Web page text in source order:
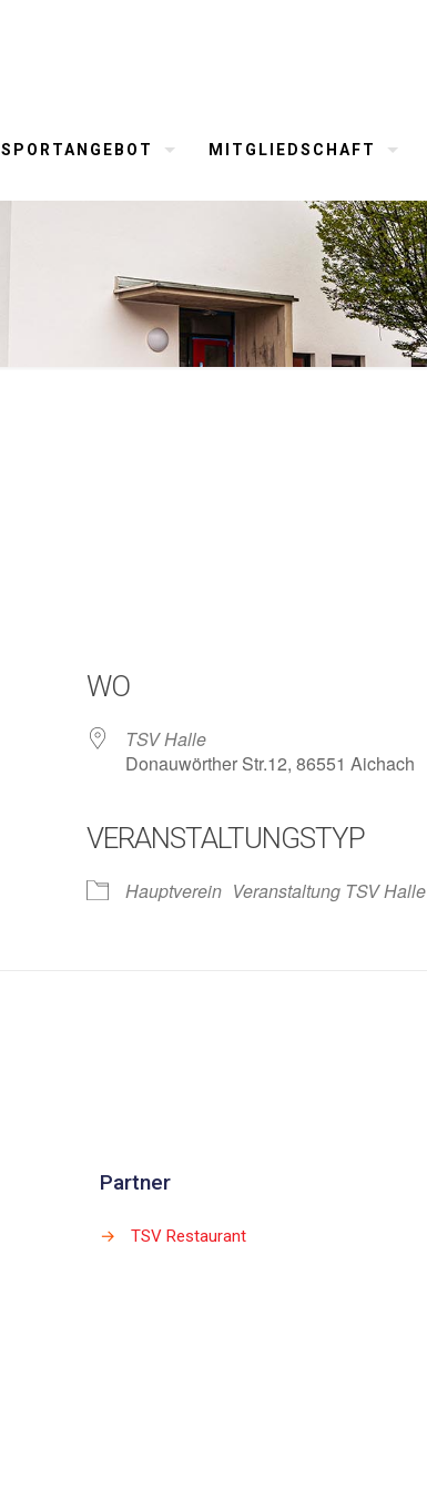
SPORTANGEBOT MITGLIEDSCHAFT
iCalendar
WO
TSV Halle
Donauwörther Str.12, 86551 Aichach
VERANSTALTUNGSTYP
Hauptverein Veranstaltung TSV Halle
Partner
→ TSV Restaurant